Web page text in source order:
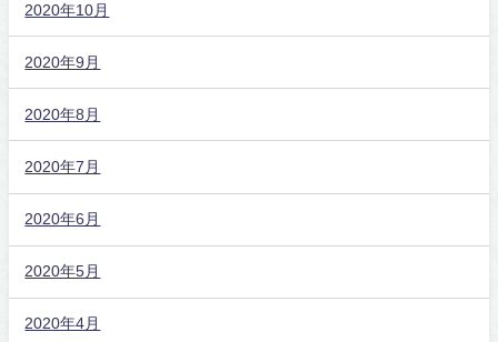
2020年10月
2020年9月
2020年8月
2020年7月
2020年6月
2020年5月
2020年4月